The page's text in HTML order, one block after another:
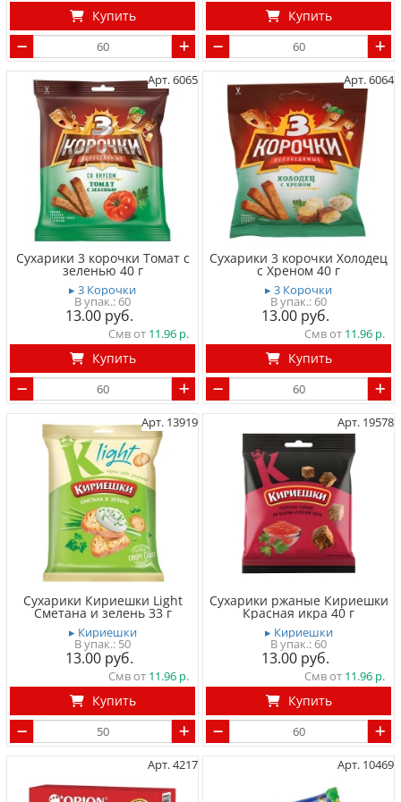
Купить Купить
Арт. 6065
Сухарики 3 корочки Томат с
зеленью 40 г
▸ 3 Корочки
60
13.00
Смв от 11.96
Купить
Арт. 6064
Сухарики 3 корочки Холодец
c Хреном 40 г
▸ 3 Корочки
60
13.00
Смв от 11.96
Купить
Арт. 13919
Сухарики Кириешки Light
Сметана и зелень 33 г
▸ Кириешки
50
13.00
Смв от 11.96
Купить
Арт. 19578
Сухарики ржаные Кириешки
Красная икра 40 г
▸ Кириешки
60
13.00
Смв от 11.96
Купить
Арт. 4217 Арт. 10469